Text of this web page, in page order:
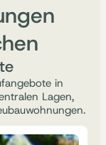
in
Lagen,